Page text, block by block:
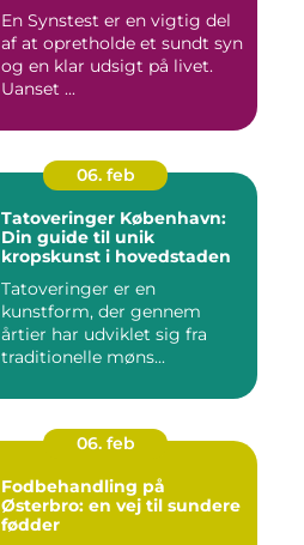
En Synstest er en vigtig del
af at opretholde et sundt syn
og en klar udsigt på livet.
Uanset ...
06. feb
Tatoveringer København:
Din guide til unik
kropskunst i hovedstaden
Tatoveringer er en
kunstform, der gennem
årtier har udviklet sig fra
traditionelle møns...
06. feb
Fodbehandling på
Østerbro: en vej til sundere
fødder